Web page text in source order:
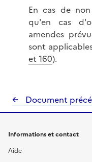
En cas de
qu'en cas
amendes
sont
et 160).
Document
Informations et contact
Aide